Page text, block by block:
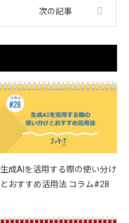
次の記事
生成AIを活用する際の使い分け
とおすすめ活用法 コラム#28